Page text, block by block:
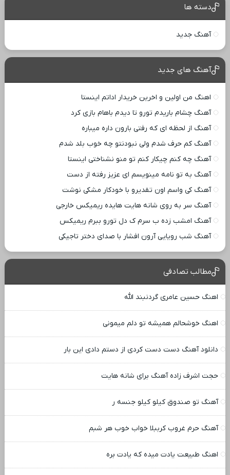
دسته ها
آهنگ جدید
آهنگ های جدید
اهنگ من اولین و اخرین خریدار اداتم اینستا
آهنگ چشام باریدم تورو تا دیدم باهام بازی کرد
آهنگ از لحظه ای که رفتی بارون داره میباره
آهنگ کم حرف شدم ولی نبودنتو چه خوب بلد شدم
آهنگ چه کنم چیکار کنم تو منو نشناختی اینستا
آهنگ به تو نامه مینویسم ای عزیز رفته از دست
آهنگ کی واسم اون تقدیرو با خودکار مشکی نوشت
آهنگ سر به روی شانه هایت هایده ریمیکس خارجی
آهنگ امشب زده ب سرم ک دل تورو ببرم ریمیکس
آهنگ شب رویایی آرون افشار با صدای دختر تاجیکی
مطالب تصادفی
اهنگ حسین عامری گردنبند الله
اهنگ خوشحالم همیشه تو دلم میمونی
دانلود آهنگ دست دست کردی از دستم دادی این بار
حجت اشرف زاده آهنگ برای شانه هایت
آهنگ تو صندوق کیلو کیلو جنسه ر
آهنگ حرم غروب کرببلا خواب خوب هر شبم
اهنگ طبیعت یادت میده که یادت بره